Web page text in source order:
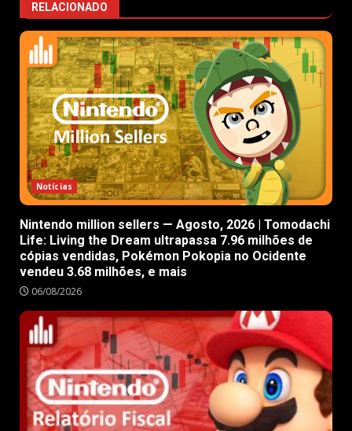
RELACIONADO
Notícias
Nintendo million sellers — Agosto, 2026 | Tomodachi
Life: Living the Dream ultrapassa 7.96 milhões de
cópias vendidas, Pokémon Pokopia no Ocidente
vendeu 3.68 milhões, e mais
06/08/2026